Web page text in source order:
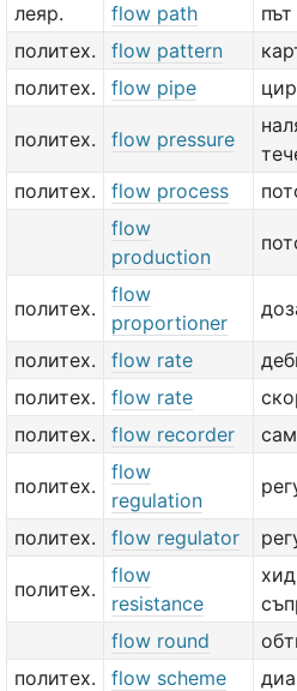
леяр.
flow path
политех.
flow pattern
политех.
flow pipe
политех. flow pressure
политех.
flow process
flow
production
политех.
flow
proportioner
политех. flow rate
политех.
flow rate
политех.
flow recorder
политех.
flow
regulation
политех. flow regulator
политех.
flow
resistance
flow round
политех.
flow scheme